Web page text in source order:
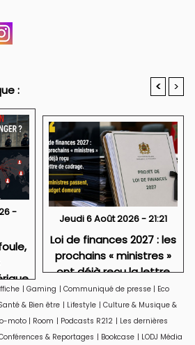
: < >
-
?
Jeudi 6 Août 2026 - 21:21
Loi de finances 2027 : les
prochains « ministres »
ont déjà reçu la lettre
de cadrage
| Gaming | Communiqué de presse | Eco
& Bien être | Lifestyle | Culture & Musique &
moto | Room | Podcasts R212 | Les dernières
& Reportages | Bookcase | LODJ Média